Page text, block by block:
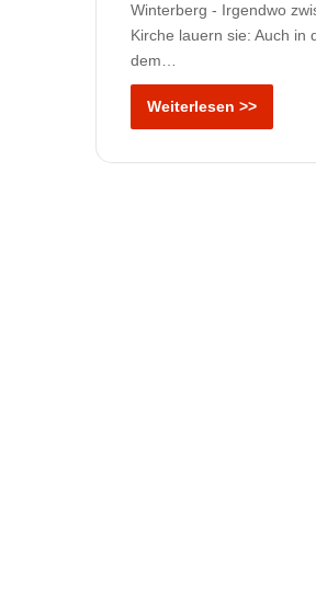
Winterberg - Irgendwo
Kirche lauern sie: Auch in
dem…
Weiterlesen >>